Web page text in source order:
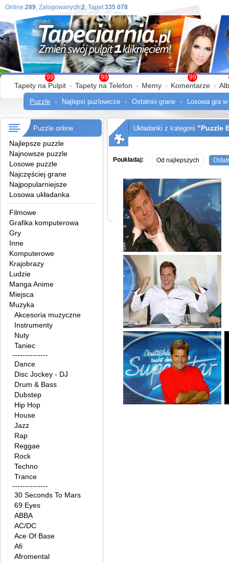
Online:289, Zalogowanych:2, Tapet:335 078
99 99 99
Tapety na Pulpit Tapety na Telefon Memy Komentarze
Puzzle Najlepsi puzlowicze Ostatnio grane Losowa gra
Puzzle online
Najlepsze puzzle
Najnowsze puzzle
Losowe puzzle
Najczęściej grane
Najpopularniejsze
Losowa układanka
Filmowe
Grafika komputerowa
Gry
Inne
Komputerowe
Krajobrazy
Ludzie
Manga Anime
Miejsca
Muzyka
Akcesoria muzyczne
Instrumenty
Nuty
Taniec
--------------
Dance
Disc Jockey - DJ
Drum & Bass
Dubstep
Hip Hop
House
Jazz
Rap
Reggae
Rock
Techno
Trance
--------------
30 Seconds To Mars
69 Eyes
ABBA
AC/DC
Ace Of Base
Afi
Afromental
Układanki z kategorii "Puzzle
Poukładaj: Od najlepszych